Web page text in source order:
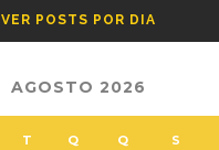
VER POSTS POR DIA
AGOSTO 2026
T Q Q S